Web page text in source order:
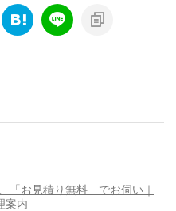
「お見積り無料」でお伺い｜
案内